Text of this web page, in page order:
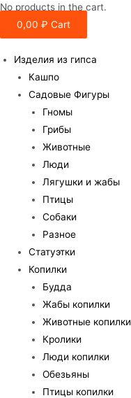
No products in the cart.
0,00 ₽ Cart
Изделия из гипса
Кашпо
Садовые Фигуры
Гномы
Грибы
Животные
Люди
Лягушки и жабы
Птицы
Собаки
Разное
Статуэтки
Копилки
Будда
Жабы копилки
Животные копилки
Кролики
Люди копилки
Обезьяны
Птицы копилки